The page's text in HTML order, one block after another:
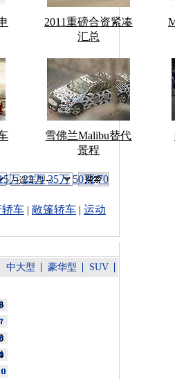
2011重磅合资紧凑
汇总
雪佛兰Malibu替代
景程
万 22万 35万 50万 70
车 | 敞篷轿车 | 运动
中大型 豪华型 SUV